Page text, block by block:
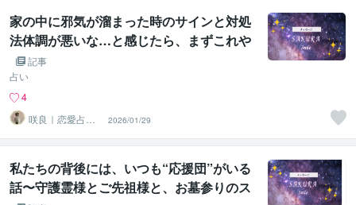
家の中に邪気が溜まった時のサインと対処
法体調が悪いな…と感じたら、まずこれや
ってみて〜
記事
占い
4
咲良｜恋愛占い
心導師
2026/01/29
私たちの背後には、いつも“応援団”がいる
話〜守護霊様とご先祖様と、お墓参りのス